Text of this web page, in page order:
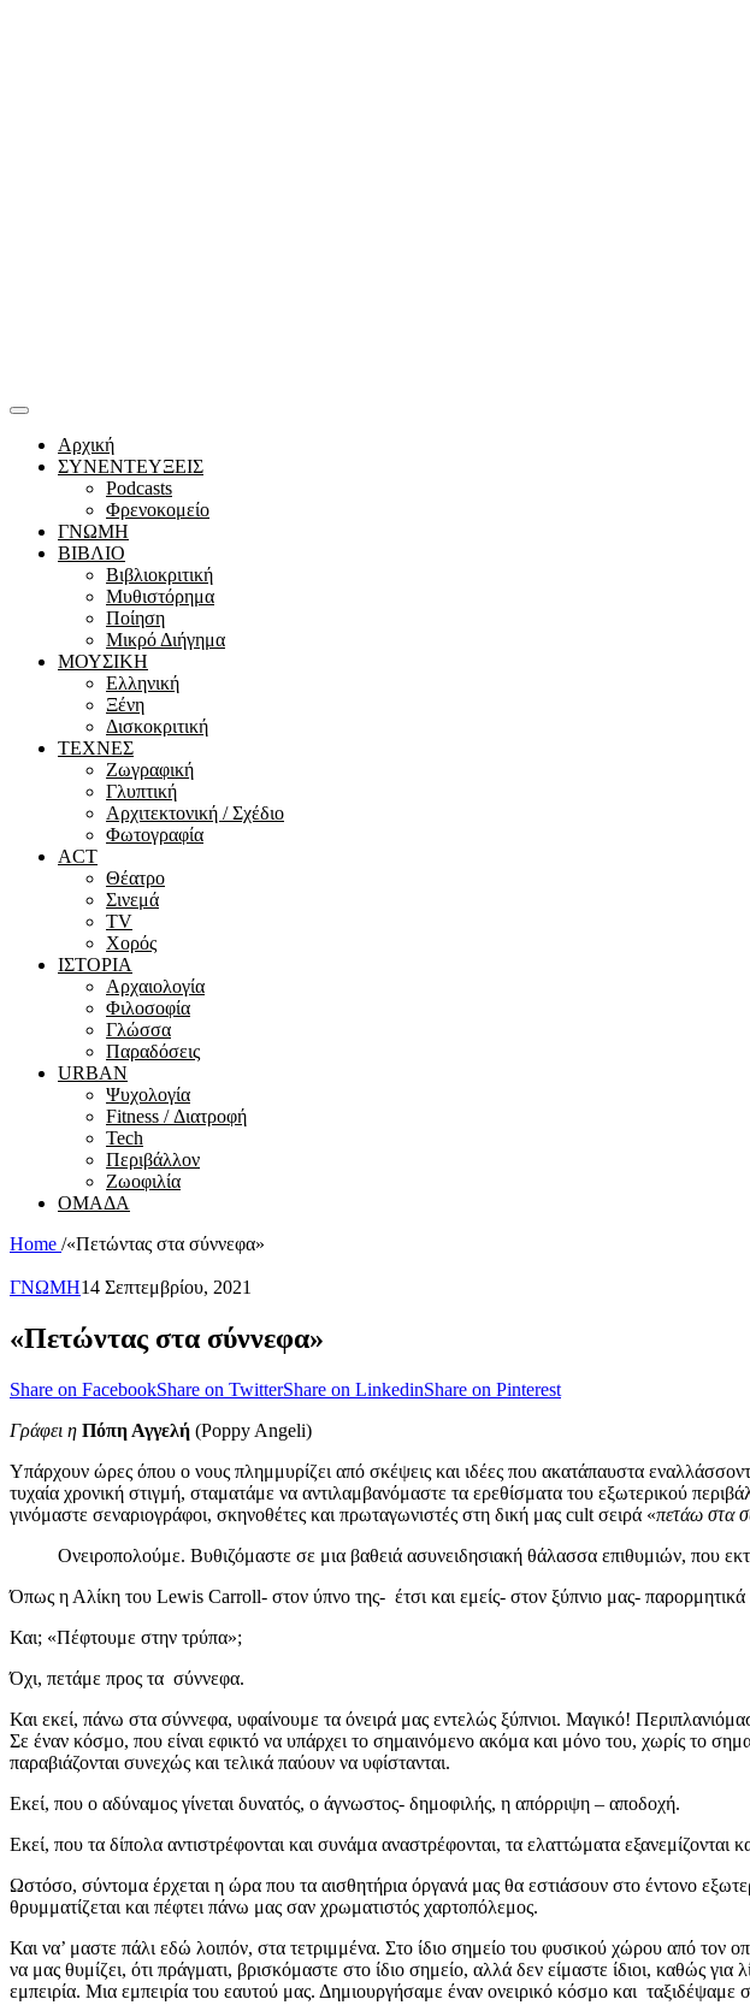
Αρχική
ΣΥΝΕΝΤΕΥΞΕΙΣ
Podcasts
Φρενοκομείο
ΓΝΩΜΗ
ΒΙΒΛΙΟ
Βιβλιοκριτική
Μυθιστόρημα
Ποίηση
Μικρό Διήγημα
ΜΟΥΣΙΚΗ
Ελληνική
Ξένη
Δισκοκριτική
ΤΕΧΝΕΣ
Ζωγραφική
Γλυπτική
Αρχιτεκτονική / Σχέδιο
Φωτογραφία
ACT
Θέατρο
Σινεμά
ΤV
Χορός
ΙΣΤΟΡΙΑ
Αρχαιολογία
Φιλοσοφία
Γλώσσα
Παραδόσεις
URBAN
Ψυχολογία
Fitness / Διατροφή
Tech
Περιβάλλον
Ζωοφιλία
ΟΜΑΔΑ
Home /«Πετώντας στα σύννεφα»
ΓΝΩΜΗ14 Σεπτεμβρίου, 2021
«Πετώντας στα σύννεφα»
Share on FacebookShare on TwitterShare on LinkedinShare on Pinterest
Γράφει η Πόπη Αγγελή (Poppy Angeli)
Υπάρχουν ώρες όπου ο νους πλημμυρίζει από σκέψεις και ιδέες που ακατάπαυστα
τυχαία χρονική στιγμή, σταματάμε να αντιλαμβανόμαστε τα ερεθίσματα του εξωτερικού
γινόμαστε σεναριογράφοι, σκηνοθέτες και πρωταγωνιστές στη δική μας cult σειρά «πετάω στα
Ονειροπολούμε. Βυθιζόμαστε σε μια βαθειά ασυνειδησιακή θάλασσα επιθυμιών, που
Όπως η Αλίκη του Lewis Carroll- στον ύπνο της- έτσι και εμείς- στον ξύπνιο μας-
Και; «Πέφτουμε στην τρύπα»;
Όχι, πετάμε προς τα σύννεφα.
Και εκεί, πάνω στα σύννεφα, υφαίνουμε τα όνειρά μας εντελώς ξύπνιοι. Μαγικό!
Σε έναν κόσμο, που είναι εφικτό να υπάρχει το σημαινόμενο ακόμα και μόνο του, χωρίς το
παραβιάζονται συνεχώς και τελικά παύουν να υφίστανται.
Εκεί, που ο αδύναμος γίνεται δυνατός, ο άγνωστος- δημοφιλής, η απόρριψη – αποδοχή.
Εκεί, που τα δίπολα αντιστρέφονται και συνάμα αναστρέφονται, τα ελαττώματα εξανεμίζονται
Ωστόσο, σύντομα έρχεται η ώρα που τα αισθητήρια όργανά μας θα εστιάσουν στο έντονο
θρυμματίζεται και πέφτει πάνω μας σαν χρωματιστός χαρτοπόλεμος.
Και να’ μαστε πάλι εδώ λοιπόν, στα τετριμμένα. Στο ίδιο σημείο του φυσικού χώρου από
να μας θυμίζει, ότι πράγματι, βρισκόμαστε στο ίδιο σημείο, αλλά δεν είμαστε ίδιοι, καθώς
εμπειρία. Μια εμπειρία του εαυτού μας. Δημιουργήσαμε έναν ονειρικό κόσμο και ταξιδέψαμε